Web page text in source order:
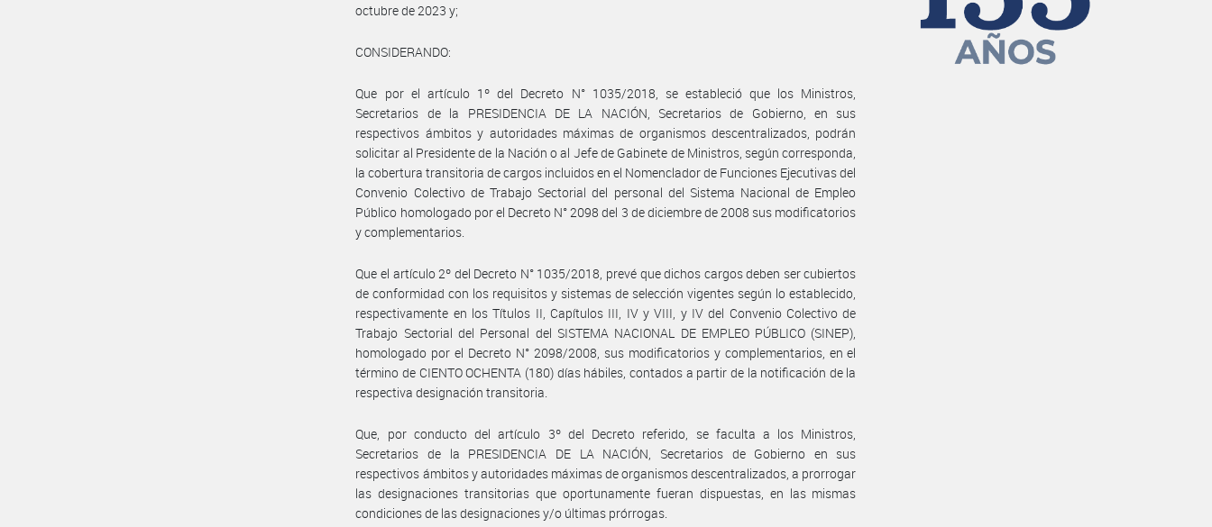
octubre de 2023 y;
CONSIDERANDO:
Que por el artículo 1º del Decreto N° 1035/2018, se estableció que los Ministros,
Secretarios de la PRESIDENCIA DE LA NACIÓN, Secretarios de Gobierno, en sus
respectivos ámbitos y autoridades máximas de organismos descentralizados, podrán
solicitar al Presidente de la Nación o al Jefe de Gabinete de Ministros, según corresponda,
la cobertura transitoria de cargos incluidos en el Nomenclador de Funciones Ejecutivas del
Convenio Colectivo de Trabajo Sectorial del personal del Sistema Nacional de Empleo
Público homologado por el Decreto N° 2098 del 3 de diciembre de 2008 sus modificatorios
y complementarios.
Que el artículo 2º del Decreto N° 1035/2018, prevé que dichos cargos deben ser cubiertos
de conformidad con los requisitos y sistemas de selección vigentes según lo establecido,
respectivamente en los Títulos II, Capítulos III, IV y VIII, y IV del Convenio Colectivo de
Trabajo Sectorial del Personal del SISTEMA NACIONAL DE EMPLEO PÚBLICO (SINEP),
homologado por el Decreto N° 2098/2008, sus modificatorios y complementarios, en el
término de CIENTO OCHENTA (180) días hábiles, contados a partir de la notificación de la
respectiva designación transitoria.
Que, por conducto del artículo 3º del Decreto referido, se faculta a los Ministros,
Secretarios de la PRESIDENCIA DE LA NACIÓN, Secretarios de Gobierno en sus
respectivos ámbitos y autoridades máximas de organismos descentralizados, a prorrogar
las designaciones transitorias que oportunamente fueran dispuestas, en las mismas
condiciones de las designaciones y/o últimas prórrogas.